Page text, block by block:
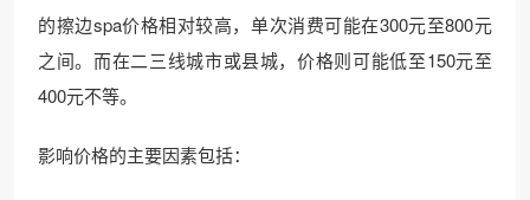
的擦边spa价格相对较高，单次消费可能在300元至800元
之间。而在二三线城市或县城，价格则可能低至150元至
400元不等。
影响价格的主要因素包括：